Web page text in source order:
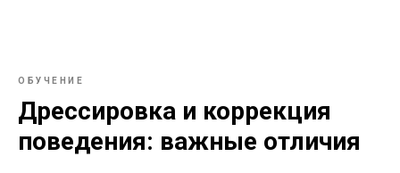
ОБУЧЕНИЕ
Дрессировка и коррекция
поведения: важные отличия